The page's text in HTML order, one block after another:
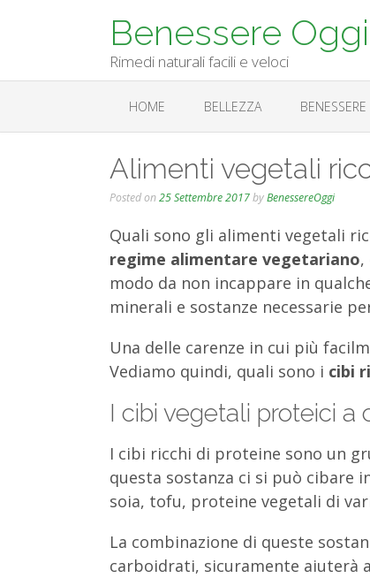
Benessere Oggi
Rimedi naturali facili e veloci
HOME BELLEZZA BENESSERE
Alimenti vegetali
Posted on25 Settembre 2017byBenessereOggi
Quali sono gli alimenti vegetali
regime alimentare vegetariano,
modo da non incappare in
minerali e sostanze necessarie
Una delle carenze in cui più
Vediamo quindi, quali sono i cibi
I cibi vegetali proteici a
I cibi ricchi di proteine sono un
questa sostanza ci si può
soia, tofu, proteine vegetali di
La combinazione di queste
carboidrati, sicuramente aiuterà